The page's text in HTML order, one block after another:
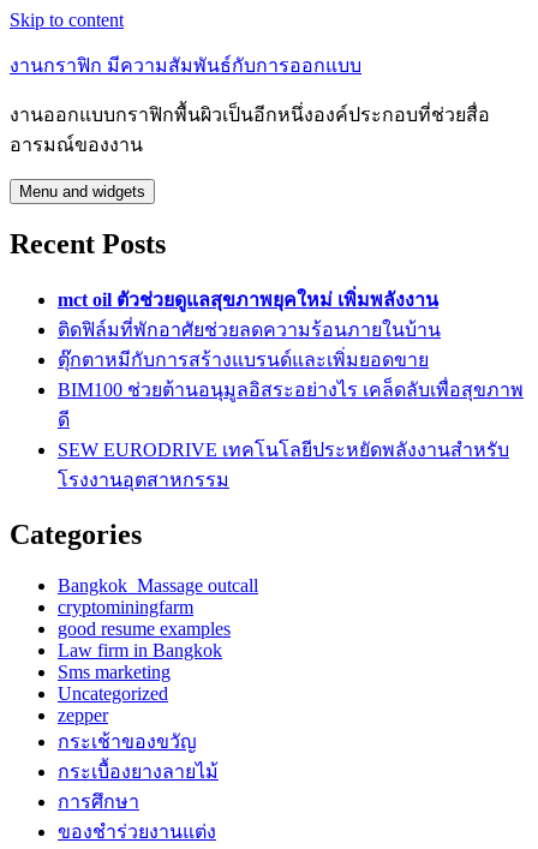
Skip to content
งานกราฟิก มีความสัมพันธ์กับการออกแบบ
งานออกแบบกราฟิกพื้นผิวเป็นอีกหนึ่งองค์ประกอบที่ช่วยสื่อ
อารมณ์ของงาน
Menu and widgets
Recent Posts
mct oil ตัวช่วยดูแลสุขภาพยุคใหม่ เพิ่มพลังงาน
ติดฟิล์มที่พักอาศัยช่วยลดความร้อนภายในบ้าน
ตุ๊กตาหมีกับการสร้างแบรนด์และเพิ่มยอดขาย
BIM100 ช่วยต้านอนุมูลอิสระอย่างไร เคล็ดลับเพื่อสุขภาพ
ดี
SEW EURODRIVE เทคโนโลยีประหยัดพลังงานสำหรับ
โรงงานอุตสาหกรรม
Categories
Bangkok Massage outcall
cryptominingfarm
good resume examples
Law firm in Bangkok
Sms marketing
Uncategorized
zepper
กระเช้าของขวัญ
กระเบื้องยางลายไม้
การศึกษา
ของชำร่วยงานแต่ง